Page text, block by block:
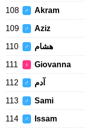
108 ♂ Akram
109 ♂ Aziz
110 ♂ هشام
111 ♀ Giovanna
112 ♂ آدم
113 ♂ Sami
114 ♂ Issam